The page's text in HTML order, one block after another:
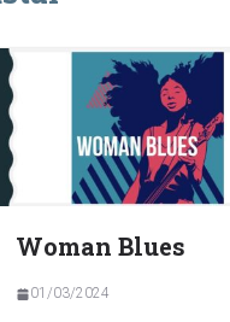
Woman Blues
01/03/2024